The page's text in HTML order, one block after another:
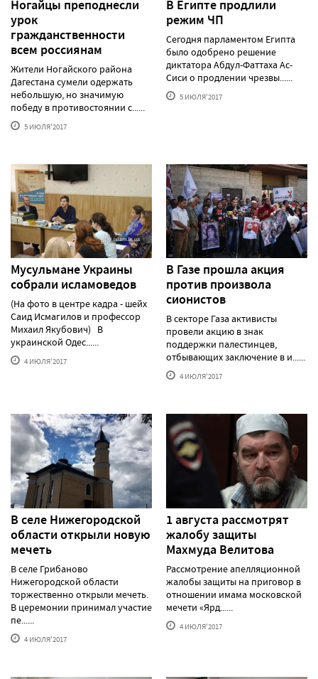
Ногайцы преподнесли
урок
гражданственности
всем россиянам
Жители Ногайского района
Дагестана сумели одержать
небольшую, но значимую
победу в противостоянии с......
5 ИЮЛЯ'2017
В Египте продлили
режим ЧП
Сегодня парламентом Египта
было одобрено решение
диктатора Абдул-Фаттаха Ас-
Сиси о продлении чрезвы......
5 ИЮЛЯ'2017
Мусульмане Украины
собрали исламоведов
(На фото в центре кадра - шейх
Саид Исмагилов и профессор
Михаил Якубович) В
украинской Одес......
4 ИЮЛЯ'2017
В Газе прошла акция
против произвола
сионистов
В секторе Газа активисты
провели акцию в знак
поддержки палестинцев,
отбывающих заключение в и......
4 ИЮЛЯ'2017
В селе Нижегородской
области открыли новую
мечеть
В селе Грибаново
Нижегородской области
торжественно открыли мечеть.
В церемонии принимал участие
пе......
4 ИЮЛЯ'2017
1 августа рассмотрят
жалобу защиты
Махмуда Велитова
Рассмотрение апелляционной
жалобы защиты на приговор в
отношении имама московской
мечети «Ярд......
4 ИЮЛЯ'2017